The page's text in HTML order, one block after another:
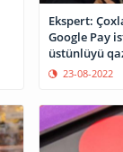
Ekspert:
Google Pay
üstünlüyü
23-08-2022